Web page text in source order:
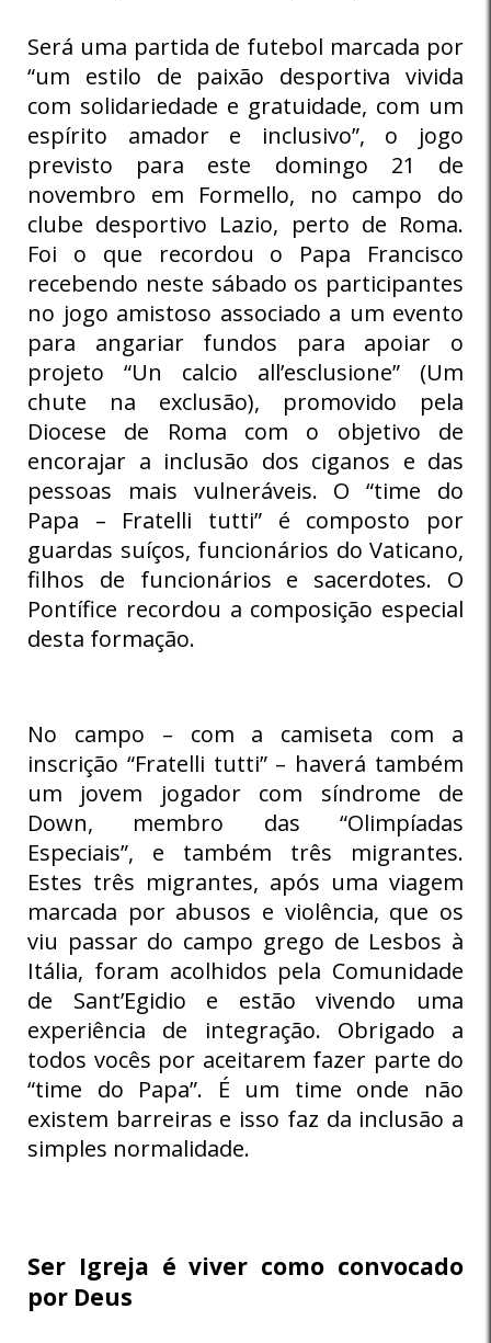
Será uma partida de futebol marcada por
“um estilo de paixão desportiva vivida
com solidariedade e gratuidade, com um
espírito amador e inclusivo”, o jogo
previsto para este domingo 21 de
novembro em Formello, no campo do
clube desportivo Lazio, perto de Roma.
Foi o que recordou o Papa Francisco
recebendo neste sábado os participantes
no jogo amistoso associado a um evento
para angariar fundos para apoiar o
projeto “Un calcio all’esclusione” (Um
chute na exclusão), promovido pela
Diocese de Roma com o objetivo de
encorajar a inclusão dos ciganos e das
pessoas mais vulneráveis. O “time do
Papa – Fratelli tutti” é composto por
guardas suíços, funcionários do Vaticano,
filhos de funcionários e sacerdotes. O
Pontífice recordou a composição especial
desta formação.
No campo – com a camiseta com a
inscrição “Fratelli tutti” – haverá também
um jovem jogador com síndrome de
Down, membro das “Olimpíadas
Especiais”, e também três migrantes.
Estes três migrantes, após uma viagem
marcada por abusos e violência, que os
viu passar do campo grego de Lesbos à
Itália, foram acolhidos pela Comunidade
de Sant’Egidio e estão vivendo uma
experiência de integração. Obrigado a
todos vocês por aceitarem fazer parte do
“time do Papa”. É um time onde não
existem barreiras e isso faz da inclusão a
simples normalidade.
Ser Igreja é viver como convocado
por Deus